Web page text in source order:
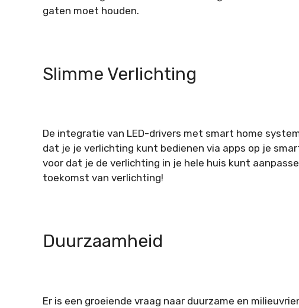
gaten moet houden.
Slimme Verlichting
De integratie van LED-drivers met smart home
dat je je verlichting kunt bedienen via apps op je
voor dat je de verlichting in je hele huis kunt
toekomst van verlichting!
Duurzaamheid
Er is een groeiende vraag naar duurzame en